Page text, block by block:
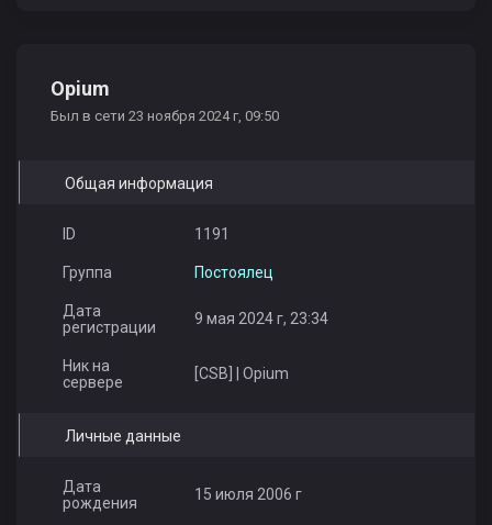
Opium
Был в сети 23 ноября 2024 г, 09:50
Общая информация
ID 1191
Группа Постоялец
Дата
регистрации
9 мая 2024 г, 23:34
Ник на
сервере
[CSB] | Opium
Личные данные
Дата
рождения
15 июля 2006 г